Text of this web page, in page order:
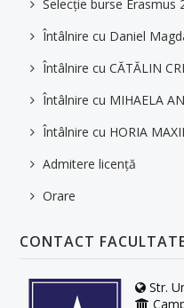
Selecție burse Erasmus
Întâlnire cu Daniel
Întâlnire cu CĂTĂLIN
Întâlnire cu MIHAELA
Întâlnire cu HORIA
Admitere licență
Orare
CONTACT
Str.